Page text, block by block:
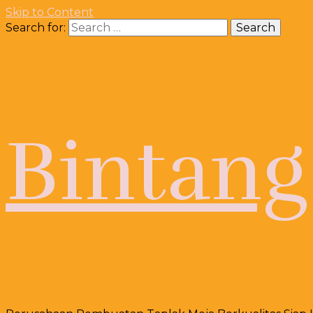
Skip to Content
Search for:
Bintang